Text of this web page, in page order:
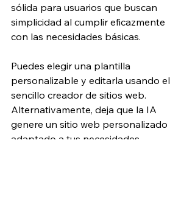
sólida para usuarios que buscan
simplicidad al cumplir eficazmente
con las necesidades básicas.
Puedes elegir una plantilla
personalizable y editarla usando el
sencillo creador de sitios web.
Alternativamente, deja que la IA
genere un sitio web personalizado
adaptado a tus necesidades.